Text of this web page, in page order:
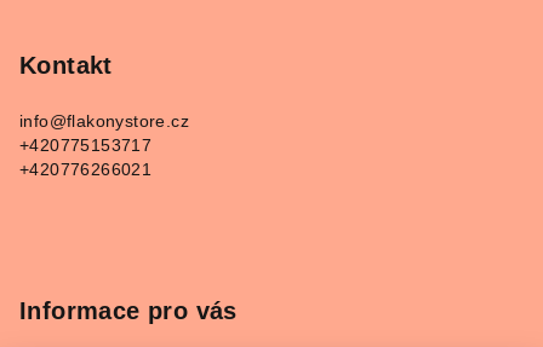
Kontakt
info@flakonystore.cz
+420775153717
+420776266021
Informace pro vás